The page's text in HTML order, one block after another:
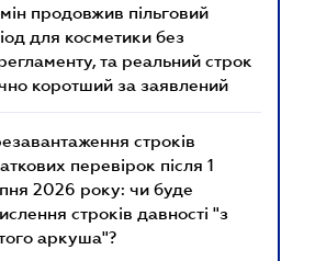
продовжив пільговий
для косметики без
та реальний строк
коротший за заявлений
строків
перевірок після 1
2026 року: чи буде
строків давності "з
аркуша"?